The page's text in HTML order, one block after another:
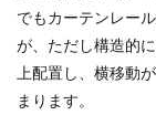
でもカーテンレー
が、ただし構造的
上配置し、横移動
まります。